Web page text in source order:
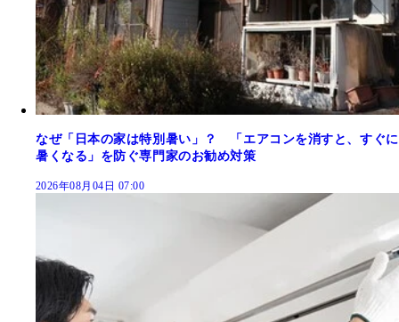
なぜ「日本の家は特別暑い」？ 「エアコンを消すと、すぐに
暑くなる」を防ぐ専門家のお勧め対策
2026年08月04日 07:00